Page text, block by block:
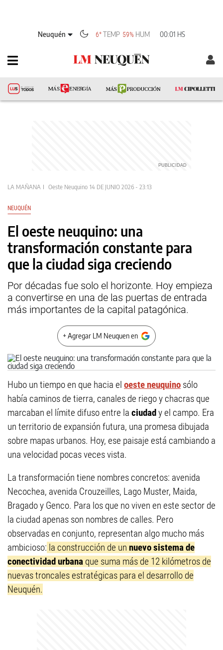
Neuquén 6° TEMP 59% HUM 00:01 HS
LA MAÑANA Oeste Neuquino 14 DE JUNIO 2026 - 23:13
NEUQUÉN
El oeste neuquino: una
transformación constante para
que la ciudad siga creciendo
Por décadas fue solo el horizonte. Hoy empieza
a convertirse en una de las puertas de entrada
más importantes de la capital patagónica.
+ Agregar LM Neuquen en
Hubo un tiempo en que hacia el oeste neuquino sólo
había caminos de tierra, canales de riego y chacras que
marcaban el límite difuso entre la ciudady el campo. Era
un territorio de expansión futura, una promesa dibujada
sobre mapas urbanos. Hoy, ese paisaje está cambiando a
una velocidad pocas veces vista.
La transformación tiene nombres concretos: avenida
Necochea, avenida Crouzeilles, Lago Muster, Maida,
Bragado y Genco. Para los que no viven en este sector de
la ciudad apenas son nombres de calles. Pero
observadas en conjunto, representan algo mucho más
ambicioso: la construcción de un nuevo sistema de
conectividad urbana que suma más de 12 kilómetros de
nuevas troncales estratégicas para el desarrollo de
Neuquén.